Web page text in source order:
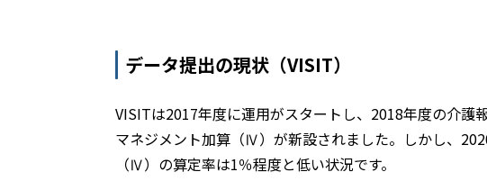
データ提出の現状（VISIT）
VISITは2017年度に運用がスタートし、2018年度の介護
マネジメント加算（Ⅳ）が新設されました。しかし、
（Ⅳ）の算定率は1％程度と低い状況です。